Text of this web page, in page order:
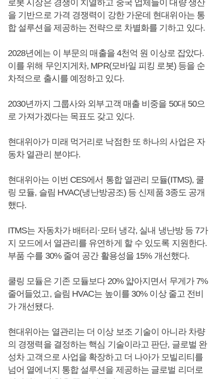
로봇 시장은 경쟁이 치열하고 중국 업체들이 대량 생산
을 기반으로 가격 경쟁력이 강한 가운데 현대위아는 통
합 설루션을 제공하는 전략으로 차별화를 기하고 있다.
2028년에는 이 부문의 매출을 4천억 원 이상로 잡았다.
이를 위해 무인지게차, MPR(모바일 피킹 로봇) 등을 순
차적으로 출시를 예정하고 있다.
2030년까지 그룹사와 외부고객 매출 비중을 50대 50으
로 가져가겠다는 목표도 갖고 있다.
현대위아가 미래 먹거리로 낙점한 또 하나의 사업은 자
동차 열관리 분야다.
현대위아는 이번 CES에서 통합 열관리 모듈(ITMS), 쿨
링 모듈, 슬림 HVAC(냉난방공조) 등 신제품 3종도 공개
했다.
ITMS는 자동차가 배터리·모터 냉각, 실내 냉난방 등 7가
지 모드에서 열관리를 유연하게 할 수 있도록 지원한다.
부품 수를 30% 줄여 공간 활용성을 15% 개선했다.
쿨링 모듈은 기존 모듈보다 20% 얇아지면서 무게가 7%
줄어들었고, 슬림 HVAC는 높이를 30% 이상 줄고 전비
가 개선됐다.
현대위아는 열관리는 더 이상 보조 기술이 아니라 차량
의 경쟁력을 결정하는 핵심 기술이라고 판단, 글로벌 완
성차 고객으로 사업을 확장하고 더 나아가 모빌리티를
넘어 열에너지 통합 설루션을 제공하는 글로벌 리더로